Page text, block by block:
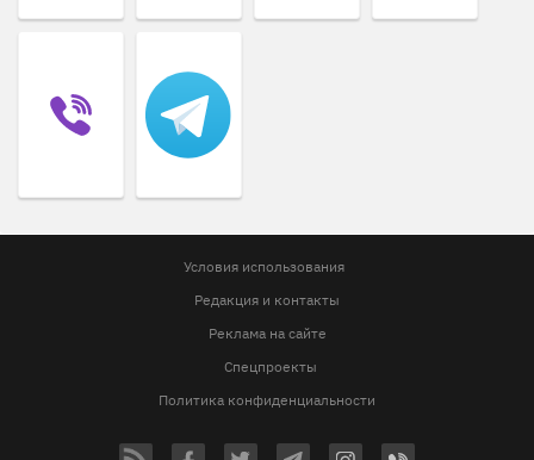
Условия использования
Редакция и контакты
Реклама на сайте
Спецпроекты
Политика конфиденциальности